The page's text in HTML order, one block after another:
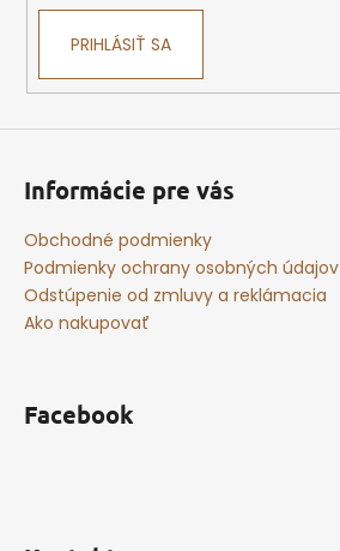
PRIHLÁSIŤ SA
Informácie pre vás
Obchodné podmienky
Podmienky ochrany osobných údajov
Odstúpenie od zmluvy a reklámacia
Ako nakupovať
Facebook